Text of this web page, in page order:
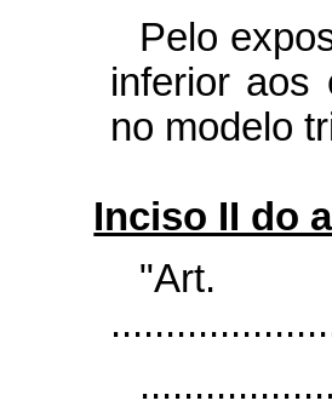
Pelo
inferior aos
no modelo
Inciso II do